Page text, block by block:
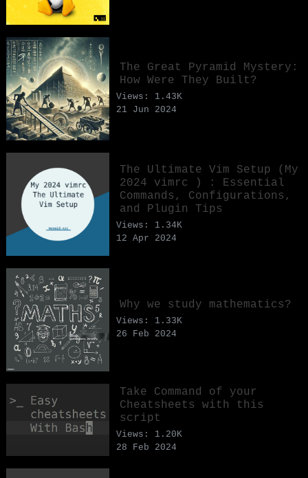
The Great Pyramid Mystery:
How Were They Built?
Views: 1.43K
21 Jun 2024
The Ultimate Vim Setup (My
2024 vimrc ) : Essential
Commands, Configurations,
and Plugin Tips
Views: 1.34K
12 Apr 2024
Why we study mathematics?
Views: 1.33K
26 Feb 2024
Take Command of your
Cheatsheets with this
script
Views: 1.20K
28 Feb 2024